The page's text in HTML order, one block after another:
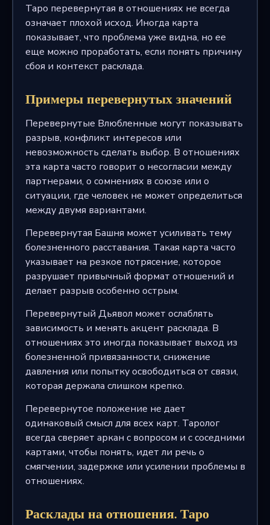
Таро перевернутая в отношениях не всегда
означает плохой исход. Иногда карта
показывает, что проблема уже видна, но ее
еще можно проработать, если понять причину
сбоя и контекст расклада.
Примеры перевернутых значений
Перевернутые Влюбленные могут показывать
разрыв, конфликт интересов или
невозможность сделать выбор. В отношениях
эта карта часто говорит о несогласии между
партнерами, о сомнениях в союзе или о
ситуации, где человек не может определиться
между двумя вариантами.
Перевернутая Башня может усиливать тему
болезненного расставания. Такая карта часто
указывает на резкое потрясение, которое
разрушает привычный формат отношений и
делает разрыв особенно острым.
Перевернутый Дьявол может ослаблять
зависимость и менять акцент расклада. В
отношениях это иногда показывает выход из
болезненной привязанности, снижение
давления или попытку освободиться от связи,
которая держала слишком крепко.
Перевернутое положение не дает
одинаковый смысл для всех карт. Таролог
всегда сверяет аркан с вопросом и с соседними
картами, чтобы понять, идет ли речь о
смягчении, задержке или усилении проблемы в
отношениях.
Расклады на отношения. Таро